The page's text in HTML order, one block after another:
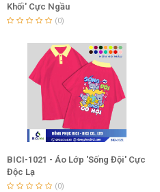
Khối' Cực Ngầu
(0)
BICI-1021 - Áo Lớp 'Sống Đội' Cực
Độc Lạ
(0)